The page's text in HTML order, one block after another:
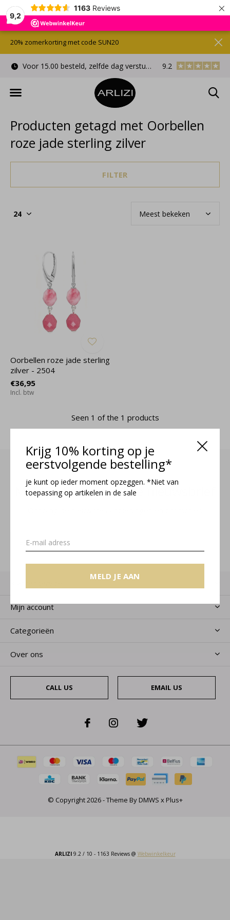
9,2
1163 Reviews ×
Krijg 10% korting op je
eerstvolgende bestelling*
je kunt op ieder moment opzeggen. *Niet van
toepassing op artikelen in de sale
MELD JE AAN
Voor 15.00 besteld, zelfde dag verstuurd Gratis
9.2
20% zomerkorting met code SUN20
Producten getagd met Oorbellen
roze jade sterling zilver
FILTER
Oorbellen roze jade sterling
zilver - 2504
€36,95
Incl. btw
Seen 1 of the 1 products
Meld je aan voor onze nieuwsbrief
Mijn account
Categorieën
Over ons
CALL US EMAIL US
© Copyright2026- Theme ByDMWS x Plus+
ARLIZI9.2 / 10 - 1163 Reviews @ Webwinkelkeur